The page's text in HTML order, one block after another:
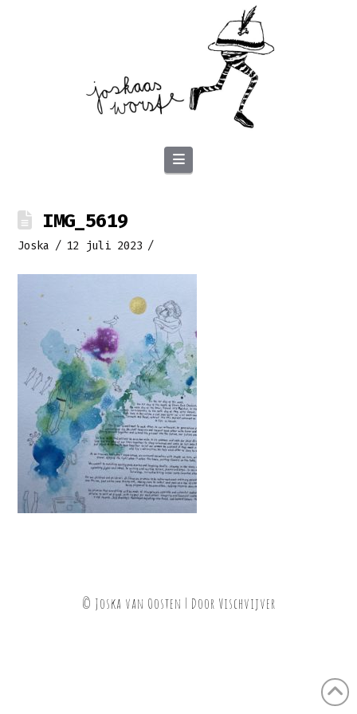
Navigation
IMG_5619
Joska 12 juli 2023
© Joska van Oosten | Door Vischvijver